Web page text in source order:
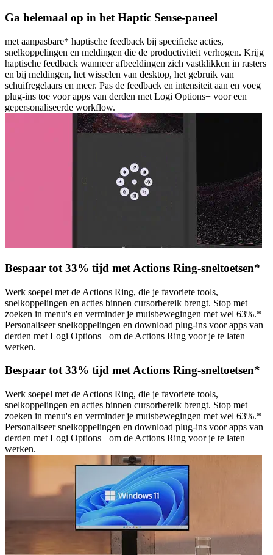
Ga helemaal op in het Haptic Sense-paneel
met aanpasbare* haptische feedback bij specifieke acties,
snelkoppelingen en meldingen die de productiviteit verhogen. Krijg
haptische feedback wanneer afbeeldingen zich vastklikken in rasters
en bij meldingen, het wisselen van desktop, het gebruik van
schuifregelaars en meer. Pas de feedback en intensiteit aan en voeg
plug-ins toe voor apps van derden met Logi Options+ voor een
gepersonaliseerde workflow.
Bespaar tot 33% tijd met Actions Ring-sneltoetsen*
Werk soepel met de Actions Ring, die je favoriete tools,
snelkoppelingen en acties binnen cursorbereik brengt. Stop met
zoeken in menu's en verminder je muisbewegingen met wel 63%.*
Personaliseer snelkoppelingen en download plug-ins voor apps van
derden met Logi Options+ om de Actions Ring voor je te laten
werken.
Bespaar tot 33% tijd met Actions Ring-sneltoetsen*
Werk soepel met de Actions Ring, die je favoriete tools,
snelkoppelingen en acties binnen cursorbereik brengt. Stop met
zoeken in menu's en verminder je muisbewegingen met wel 63%.*
Personaliseer snelkoppelingen en download plug-ins voor apps van
derden met Logi Options+ om de Actions Ring voor je te laten
werken.